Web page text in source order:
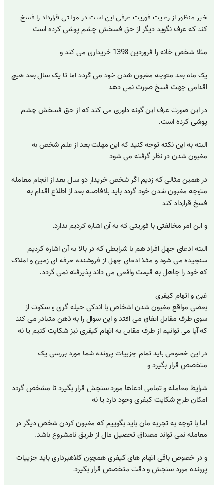
خیر منظور از رعایت فوریت عرفی این است در مهلتی قرارداد را فسخ
کند که عرف نگوید دیگر از حق فسخش چشم پوشی کرده است
مثلا شخص خانه را فروردین 1398 خریداری می کند و
یک ماه بعد متوجه مغبون شدن خود می گردد اما تا یک سال بعد هیچ
اقدامی جهت فسخ صورت نمی دهد
در این صورت عرف این گونه داوری می کند که از حق فسخش چشم
پوشی کرده است.
البته به این نکته توجه کنید که این مهلت بعد از علم شخص به
مغبون شدن در نظر گرفته می شود
در همین مثالی که زدیم اگر شخص خریدار دو سال بعد از انجام معامله
متوجه مغبون شدن خود گردد باید بلافاصله بعد از اطلاع اقدام به
فسخ قرارداد کند
و این امر مخالفتی با فوریتی که به آن اشاره کردیم ندارد.
البته ادعای جهل افراد هم با شرایطی که در بالا به آن اشاره کردیم
سنجیده می شود و مثلا ادعای جهل از فروشنده حرفه ای زمین و املاک
که خود را جاهل به قیمت واقعی می داند پذیرفته نمی گردد.
غبن و اتهام کیفری
بعضی مواقع مغبون شدن اشخاص با اندکی حیله گری و سکوت از
سوی طرف مقابل اتفاق می افتد و این سوال را به ذهن متبادر می کند
که آیا می توانیم از طرف مقابل به اتهام کیفری نیز شکایت کنیم یا نه
در این خصوص باید تمام جزییات پرونده شما مورد بررسی یک
متخصص قرار بگیرد و
شرایط معامله و تمامی ادعاها مورد سنجش قرار بگیرد تا مشخص گردد
امکان طرح شکایت کیفری وجود دارد یا نه
اما با توجه به تجربه مان باید بگوییم که مغبون کردن شخص دیگر در
معامله نمی تواند مصداق تحصیل مال از طریق نامشروع باشد.
و در خصوص باقی اتهام های کیفری همچون کلاهبرداری باید جزییات
پرونده مورد سنجش و دقت متخصص قرار بگیرد.